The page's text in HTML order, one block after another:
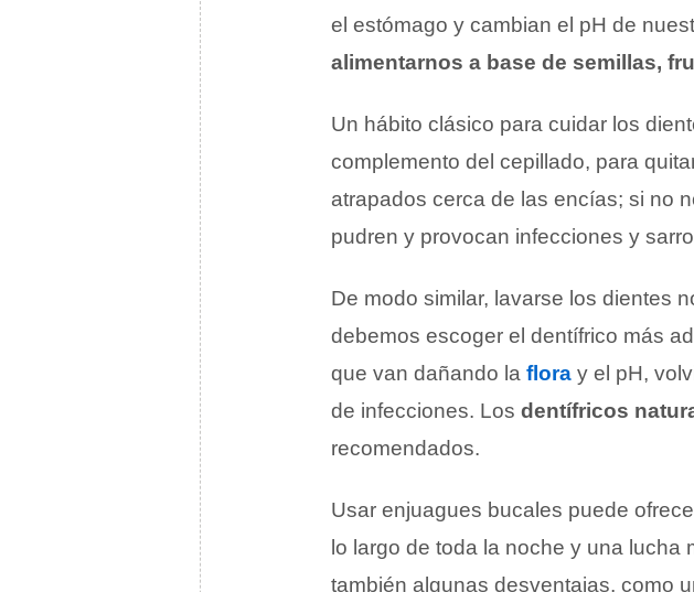
el estómago y cambian el pH de
alimentarnos a base de semillas,
Un hábito clásico para cuidar los
complemento del cepillado, para
atrapados cerca de las encías; si no
pudren y provocan infecciones y
De modo similar, lavarse los dientes
debemos escoger el dentífrico más
que van dañando la flora y el pH,
de infecciones. Los dentífricos
recomendados.
Usar enjuagues bucales puede
lo largo de toda la noche y una
también algunas desventajas, como